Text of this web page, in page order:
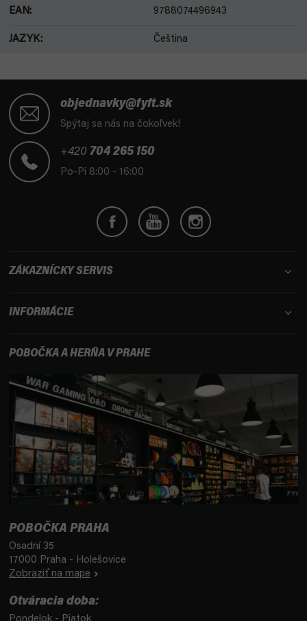
EAN: 9788074496943
JAZYK: Čeština
objednavky@fyft.sk
Spýtaj sa nás na čokoľvek!
+420 704 265 150
Po-Pi 8:00 - 16:00
ZÁKAZNÍCKY SERVIS
INFORMÁCIE
POBOČKA A HERŇA V PRAHE
POBOČKA PRAHA
Osadní 35
17000 Praha - Holešovice
Zobraziť na mape
Otváracia doba: